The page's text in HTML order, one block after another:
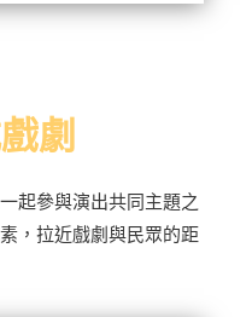
劇
起參與演出共同主題之
，拉近戲劇與民眾的距